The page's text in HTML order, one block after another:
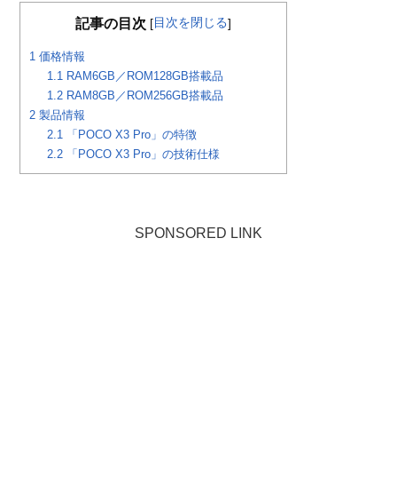
記事の目次 [目次を閉じる]
1 価格情報
1.1 RAM6GB／ROM128GB搭載品
1.2 RAM8GB／ROM256GB搭載品
2 製品情報
2.1 「POCO X3 Pro」の特徴
2.2 「POCO X3 Pro」の技術仕様
SPONSORED LINK